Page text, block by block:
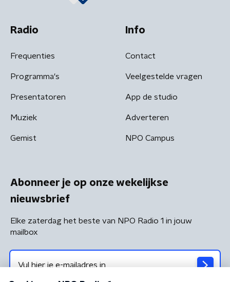
Radio
Frequenties
Programma's
Presentatoren
Muziek
Gemist
Info
Contact
Veelgestelde vragen
App de studio
Adverteren
NPO Campus
Abonneer je op onze wekelijkse
nieuwsbrief
Elke zaterdag het beste van NPO Radio 1 in jouw
mailbox